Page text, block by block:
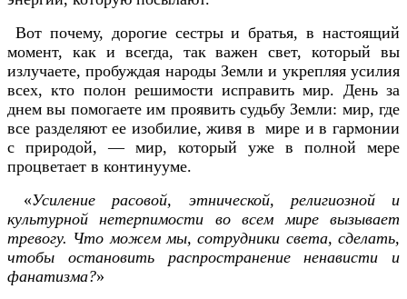
Вот почему, дорогие сестры и братья, в настоящий
момент, как и всегда, так важен свет, который вы
излучаете, пробуждая народы Земли и укрепляя усилия
всех, кто полон решимости исправить мир. День за
днем вы помогаете им проявить судьбу Земли: мир, где
все разделяют ее изобилие, живя в мире и в гармонии
с природой, — мир, который уже в полной мере
процветает в континууме.
«Усиление расовой, этнической, религиозной и
культурной нетерпимости во всем мире вызывает
тревогу. Что можем мы, сотрудники света, сделать,
чтобы остановить распространение ненависти и
фанатизма?»